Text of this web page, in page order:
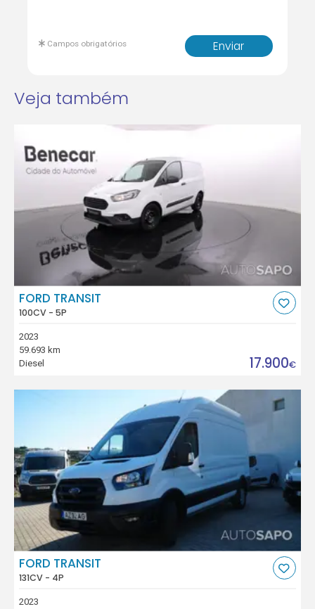
Enviar
Campos obrigatórios
Veja também
FORD TRANSIT
100CV - 5P
2023
59.693 km
Diesel
17.900€
FORD TRANSIT
131CV - 4P
2023